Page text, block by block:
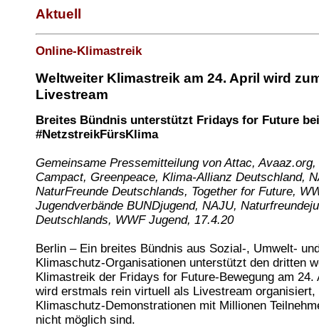
Aktuell
Online-Klimastreik
Weltweiter Klimastreik am 24. April wird
Livestream
Breites Bündnis unterstützt Fridays for Future
#NetzstreikFürsKlima
Gemeinsame Pressemitteilung von Attac,
Campact, Greenpeace, Klima-Allianz Deutschland,
NaturFreunde Deutschlands, Together for Future,
Jugendverbände BUNDjugend, NAJU,
Deutschlands, WWF Jugend, 17.4.20
Berlin – Ein breites Bündnis aus Sozial-, Umwelt-
Klimaschutz-Organisationen unterstützt den dritten
Klimastreik der Fridays for Future-Bewegung am 24.
wird erstmals rein virtuell als Livestream organisiert,
Klimaschutz-Demonstrationen mit Millionen
nicht möglich sind.